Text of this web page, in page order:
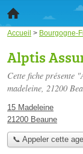
Accueil > Bourgogne-
Alptis
Cette fiche présente
madeleine, 21200
15 Madeleine
21200 Beaune
📞 Appeler cette